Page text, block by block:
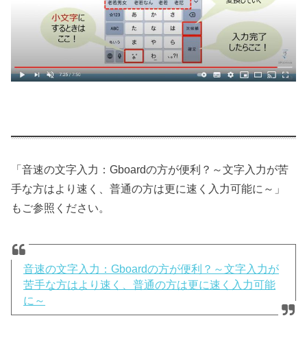
「音速の文字入力：Gboardの方が便利？～文字入力が苦
手な方はより速く、普通の方は更に速く入力可能に～」
もご参照ください。
音速の文字入力：Gboardの方が便利？～文字入力が
苦手な方はより速く、普通の方は更に速く入力可能
に～